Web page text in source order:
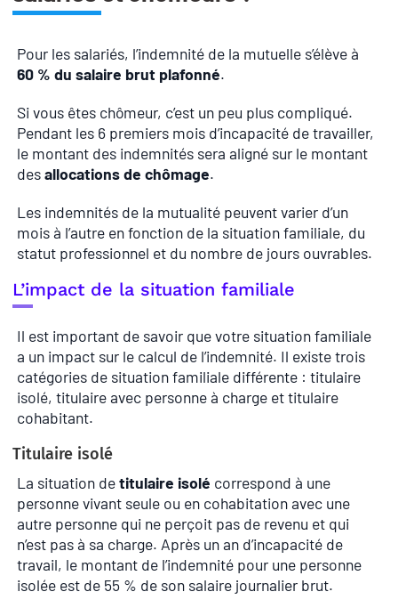
Pour les salariés, l’indemnité de la mutuelle s’élève à
60 % du salaire brut plafonné.
Si vous êtes chômeur, c’est un peu plus compliqué.
Pendant les 6 premiers mois d’incapacité de travailler,
le montant des indemnités sera aligné sur le montant
desallocations de chômage.
Les indemnités de la mutualité peuvent varier d’un
mois à l’autre en fonction de la situation familiale, du
statut professionnel et du nombre de jours ouvrables.
L’impact de la situation familiale
Il est important de savoir que votre situation familiale
a un impact sur le calcul de l’indemnité. Il existe trois
catégories de situation familiale différente : titulaire
isolé, titulaire avec personne à charge et titulaire
cohabitant.
Titulaire isolé
La situation detitulaire isolé correspond à une
personne vivant seule ou en cohabitation avec une
autre personne qui ne perçoit pas de revenu et qui
n’est pas à sa charge. Après un an d’incapacité de
travail, le montant de l’indemnité pour une personne
isolée est de 55 % de son salaire journalier brut.